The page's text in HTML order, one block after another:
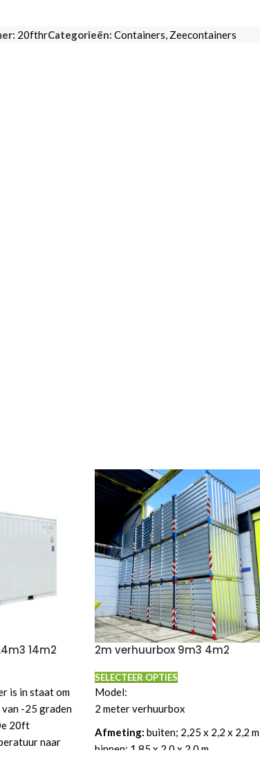
20fthrCategorieën: Containers, Zeecontainers
14m2
is in staat om
-25 graden
20ft
naar
2m verhuurbox 9m3 4m2
SELECTEER OPTIES
Model:
2 meter verhuurbox
Afmeting: buiten; 2,25 x 2,2 x 2,2 m
binnen; 1,85 x 2,0 x 2,0 m